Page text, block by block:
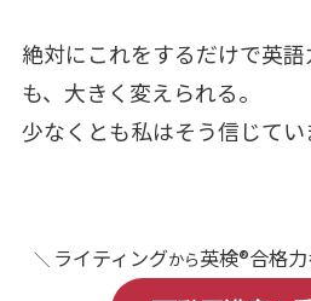
絶対にこれをするだけで英
も、大きく変えられる。
少なくとも私はそう信じてい
＼ ライティングから英検®合格力